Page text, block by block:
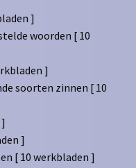
]
woorden [ 10
]
soorten zinnen [ 10
]
[ 10 werkbladen ]